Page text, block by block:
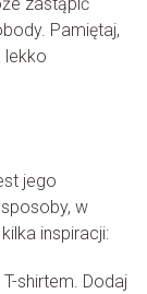
Pamiętaj,
lekko
jego
w
inspiracji:
shirtem. Dodaj